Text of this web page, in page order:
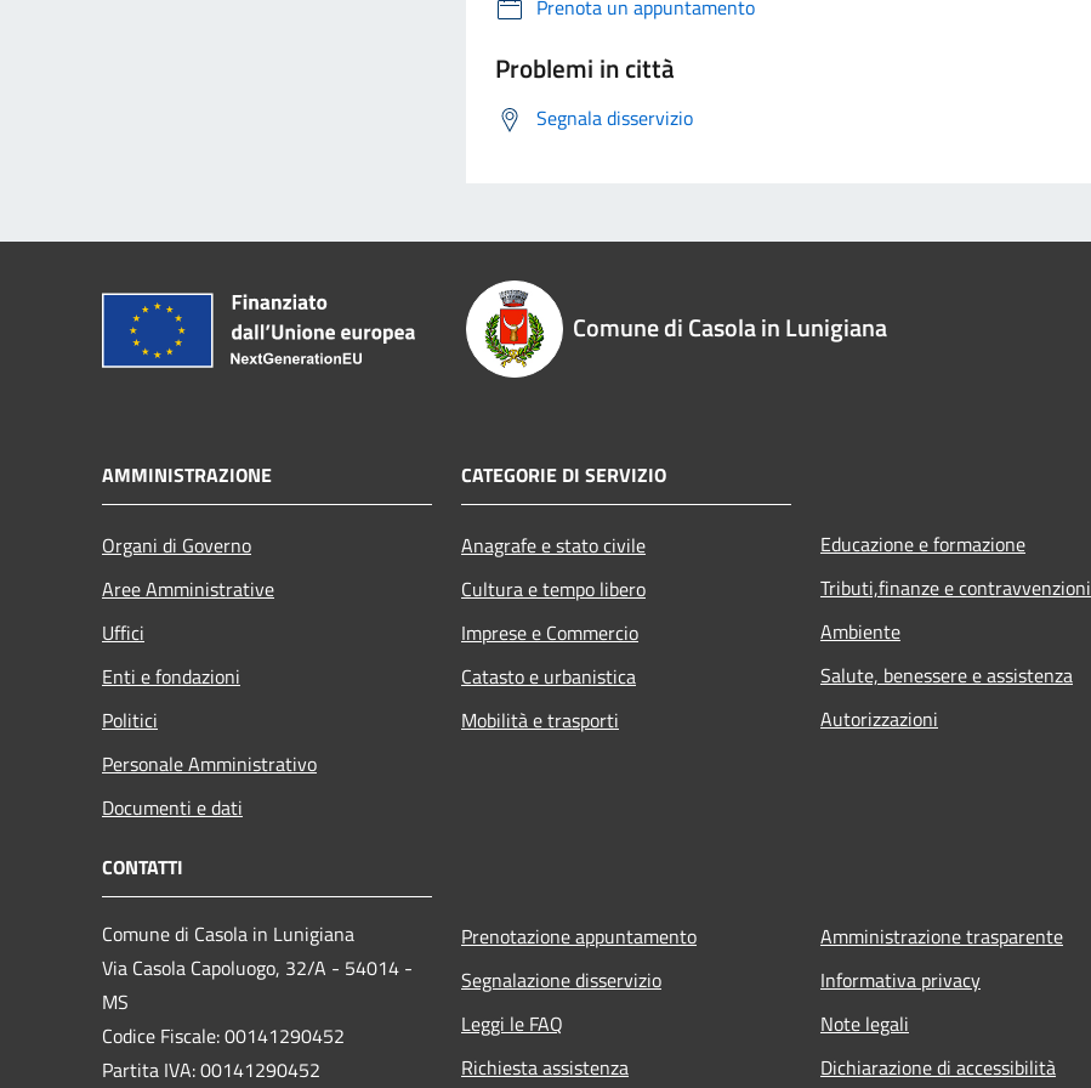
Prenota un appuntamento
Problemi in città
Segnala disservizio
Comune di Casola in Lunigiana
AMMINISTRAZIONE
Organi di Governo
Aree Amministrative
Uffici
Enti e fondazioni
Politici
Personale Amministrativo
Documenti e dati
CATEGORIE DI SERVIZIO
Anagrafe e stato civile
Cultura e tempo libero
Imprese e Commercio
Catasto e urbanistica
Mobilità e trasporti
Educazione e formazione
Tributi,finanze e contravvenzioni
Ambiente
Salute, benessere e assistenza
Autorizzazioni
CONTATTI
Comune di Casola in Lunigiana
Via Casola Capoluogo, 32/A - 54014 -
MS
Codice Fiscale: 00141290452
Partita IVA: 00141290452
Prenotazione appuntamento
Segnalazione disservizio
Leggi le FAQ
Richiesta assistenza
Amministrazione trasparente
Informativa privacy
Note legali
Dichiarazione di accessibilità